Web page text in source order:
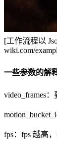
[工作流程以
wiki.com/
一些参数的解
video_frames
fps：fps 越高